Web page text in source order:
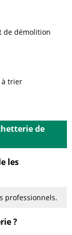
de démolition
à trier
de
les
professionnels.
?